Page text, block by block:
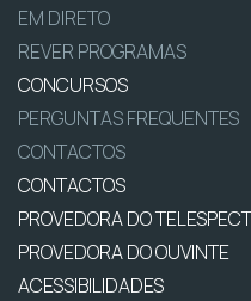
EM DIRETO
REVER PROGRAMAS
CONCURSOS
PERGUNTAS FREQUENTES
CONTACTOS
CONTACTOS
PROVEDORA DO
PROVEDORA DO OUVINTE
ACESSIBILIDADES